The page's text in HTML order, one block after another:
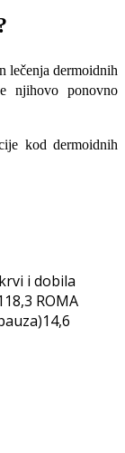
lečenja dermoidnih
njihovo ponovno
kod dermoidnih
i dobila
ROMA